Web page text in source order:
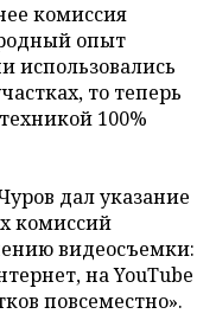
комиссия
опыт
использовались
то теперь
100%
дал указание
комиссий
видеосъемки:
на YouТube
повсеместно».